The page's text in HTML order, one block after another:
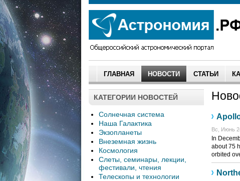
ГЛАВНАЯ НОВОСТИ СТАТЬИ
КАТЕГОРИИ НОВОСТЕЙ
Солнечная система
Наша Галактика
Экзопланеты
Внеземная жизнь
Космология
Слеты, семинары, лекции,
фестивали, чтения
Телескопы и технологии
Вс, Июнь
In
about 75
orbited